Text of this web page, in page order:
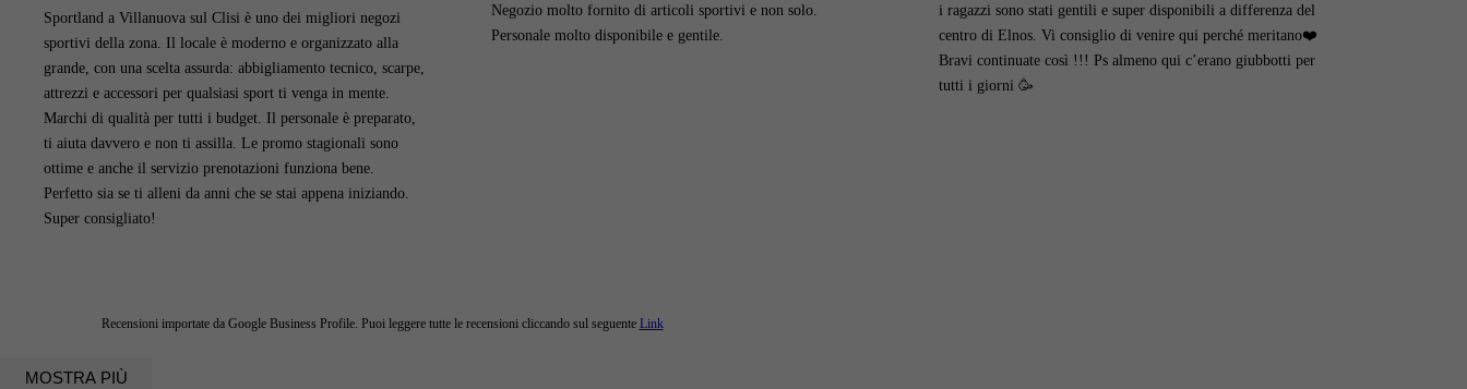
Sportland a Villanuova sul Clisi è uno dei migliori negozi
sportivi della zona. Il locale è moderno e organizzato alla
grande, con una scelta assurda: abbigliamento tecnico, scarpe,
attrezzi e accessori per qualsiasi sport ti venga in mente.
Marchi di qualità per tutti i budget. Il personale è preparato,
ti aiuta davvero e non ti assilla. Le promo stagionali sono
ottime e anche il servizio prenotazioni funziona bene.
Perfetto sia se ti alleni da anni che se stai appena iniziando.
Super consigliato!
Negozio molto fornito di articoli sportivi e non solo.
Personale molto disponibile e gentile.
i ragazzi sono stati gentili e super disponibili a differenza del
centro di Elnos. Vi consiglio di venire qui perché meritano❤️
Bravi continuate così !!! Ps almeno qui c’erano giubbotti per
tutti i giorni 🥳
Recensioni importate da Google Business Profile. Puoi leggere tutte le recensioni cliccando sul seguente Link
MOSTRA PIÙ